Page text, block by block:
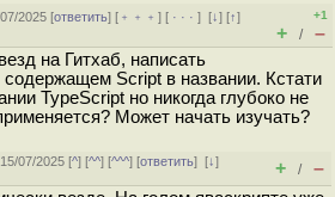
2025 [ответить] [ ﹢﹢﹢] [ · · ·][↓] [↑]
+1
+ / –
на Гитхаб, написать
Script в названии. Кстати
TypeScript но никогда глубоко не
Может начать изучать?
07/2025 [^] [^^] [^^^] [ответить][↓]
+ / –